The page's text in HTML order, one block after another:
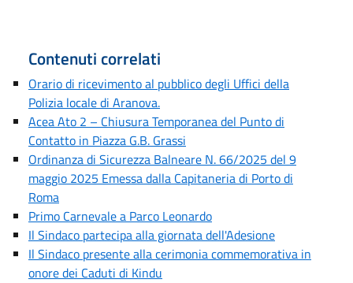
Contenuti correlati
Orario di ricevimento al pubblico degli Uffici della
Polizia locale di Aranova.
Acea Ato 2 – Chiusura Temporanea del Punto di
Contatto in Piazza G.B. Grassi
Ordinanza di Sicurezza Balneare N. 66/2025 del 9
maggio 2025 Emessa dalla Capitaneria di Porto di
Roma
Primo Carnevale a Parco Leonardo
Il Sindaco partecipa alla giornata dell'Adesione
Il Sindaco presente alla cerimonia commemorativa in
onore dei Caduti di Kindu